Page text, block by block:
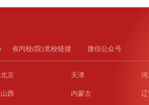
省内校(院)党校链接 微信公众号
北京 天津
山西 内蒙古